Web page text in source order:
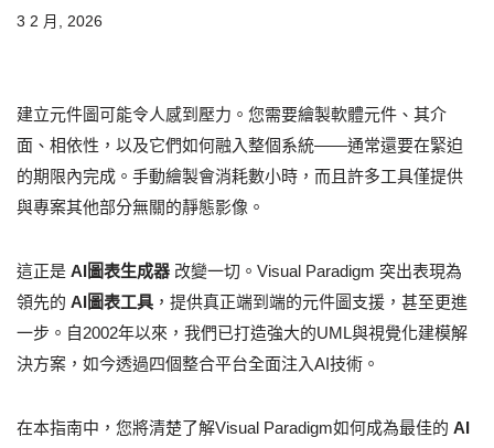
3 2 月, 2026
建立元件圖可能令人感到壓力。您需要繪製軟體元件、其介
面、相依性，以及它們如何融入整個系統——通常還要在緊迫
的期限內完成。手動繪製會消耗數小時，而且許多工具僅提供
與專案其他部分無關的靜態影像。
這正是 AI圖表生成器 改變一切。Visual Paradigm 突出表現為
領先的 AI圖表工具 ，提供真正端到端的元件圖支援，甚至更進
一步。自2002年以來，我們已打造強大的UML與視覺化建模解
決方案，如今透過四個整合平台全面注入AI技術。
在本指南中，您將清楚了解Visual Paradigm如何成為最佳的 AI